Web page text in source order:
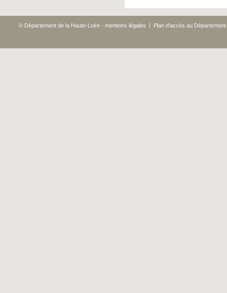
© Département de la Haute-Loire - mentions légales | Plan d’accès au